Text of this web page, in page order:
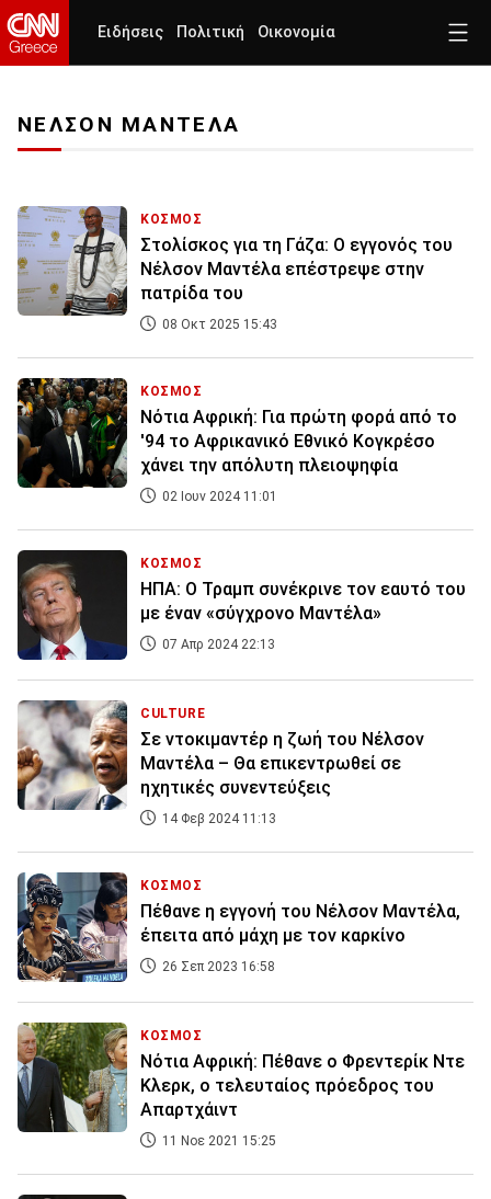
Ειδήσεις Πολιτική Οικονομία
ΝΕΛΣΟΝ ΜΑΝΤΕΛΑ
ΚΟΣΜΟΣ
Στολίσκος για τη Γάζα: Ο εγγονός του
Νέλσον Μαντέλα επέστρεψε στην
πατρίδα του
08 Οκτ 2025 15:43
ΚΟΣΜΟΣ
Νότια Αφρική: Για πρώτη φορά από το
'94 το Αφρικανικό Εθνικό Κογκρέσο
χάνει την απόλυτη πλειοψηφία
02 Ιουν 2024 11:01
ΚΟΣΜΟΣ
ΗΠΑ: Ο Τραμπ συνέκρινε τον εαυτό του
με έναν «σύγχρονο Μαντέλα»
07 Απρ 2024 22:13
CULTURE
Σε ντοκιμαντέρ η ζωή του Νέλσον
Μαντέλα – Θα επικεντρωθεί σε
ηχητικές συνεντεύξεις
14 Φεβ 2024 11:13
ΚΟΣΜΟΣ
Πέθανε η εγγονή του Νέλσον Μαντέλα,
έπειτα από μάχη με τον καρκίνο
26 Σεπ 2023 16:58
ΚΟΣΜΟΣ
Νότια Αφρική: Πέθανε ο Φρεντερίκ Ντε
Κλερκ, ο τελευταίος πρόεδρος του
Απαρτχάιντ
11 Νοε 2021 15:25